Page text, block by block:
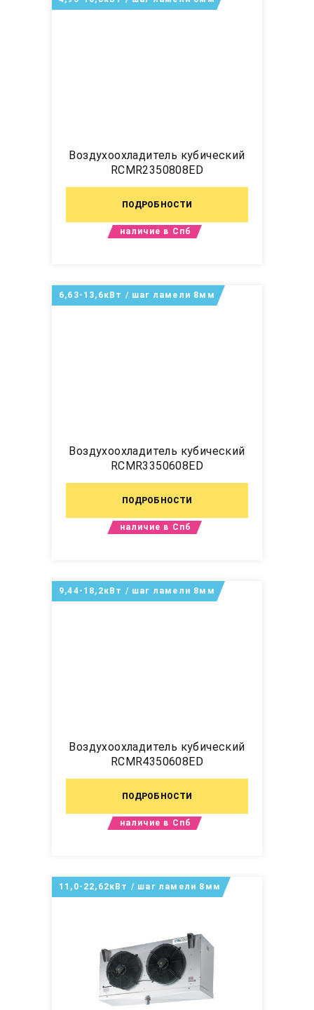
Воздухоохладитель кубический
RCMR2350808ED
ПОДРОБНОСТИ
наличие в Спб
Воздухоохладитель кубический
RCMR3350608ED
ПОДРОБНОСТИ
6,63-13,6кВт / шаг ламели 8мм
наличие в Спб
Воздухоохладитель кубический
RCMR4350608ED
ПОДРОБНОСТИ
9,44-18,2кВт / шаг ламели 8мм
наличие в Спб
11,0-22,62кВт / шаг ламели 8мм